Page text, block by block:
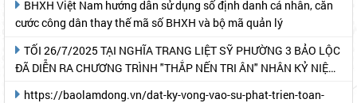
cước công dân thay thế mã số BHXH và bộ mã quản lý
ĐÃ DIỄN RA CHƯƠNG TRÌNH "THẮP NẾN TRI ÂN" NHÂN KỶ NIỆM